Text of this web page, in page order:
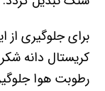
برای جلوگیری
کریستال دانه
رطوبت هوا